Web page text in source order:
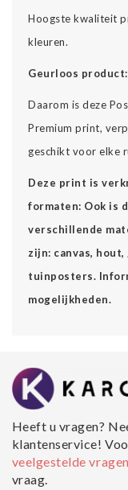
Hoogste kwaliteit
kleuren.
Geurloos product:
Daarom is deze
Premium print,
geschikt voor elke
Deze print is
formaten: Ook is
verschillende
zijn: canvas,
tuinposters.
mogelijkheden.
Heeft u vragen?
klantenservice!
veelgestelde
vraag.